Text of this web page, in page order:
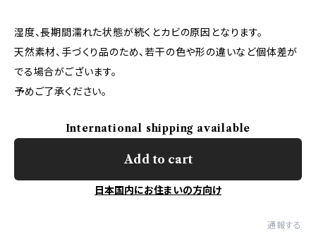
湿度、長期間濡れた状態が続くとカビの原因となります。
天然素材、手づくり品のため、若干の色や形の違いなど個体差が
でる場合がございます。
予めご了承ください。
International shipping available
Add to cart
日本国内にお住まいの方向け
通報する